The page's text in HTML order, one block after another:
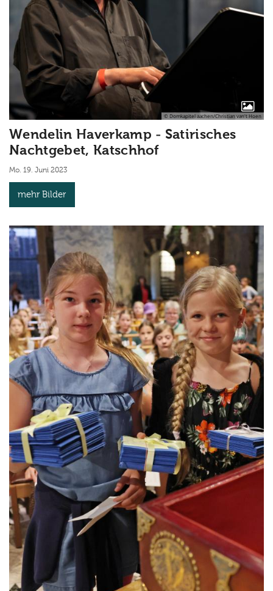
© Domkapitel aachen/Christian van't Hoen
Wendelin Haverkamp - Satirisches
Nachtgebet, Katschhof
Mo. 19. Juni 2023
mehr Bilder